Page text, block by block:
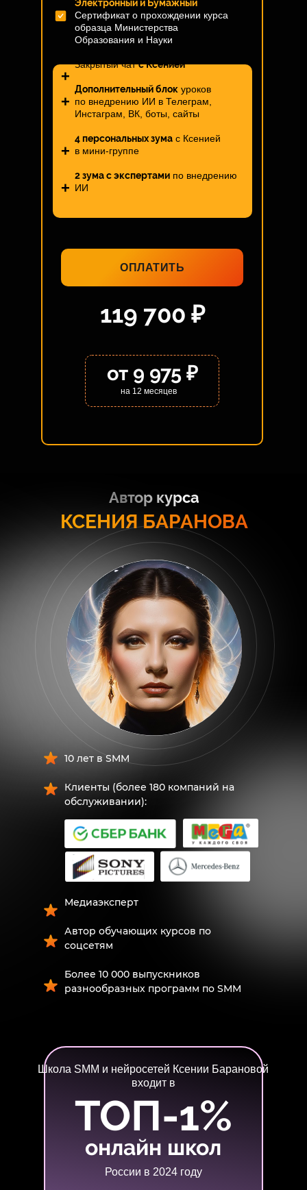
Электронный и Бумажный
Сертификат о прохождении курса
образца Министерства
Образования и Науки
Закрытый чатс Ксенией
Дополнительный блок уроков
по внедрению ИИ в Телеграм,
Инстаграм, ВК, боты, сайты
4 персональных зума с Ксенией
в мини-группе
2 зума с экспертами по внедрению
ИИ
119 700 ₽
от 9 975 ₽
на 12 месяцев
ОПЛАТИТЬ
+
+
+
+
10 лет в SMM
Клиенты (более 180 компаний на
обслуживании):
Медиаэксперт
Автор обучающих курсов по
соцсетям
Более 10 000 выпускников
разнообразных программ по SMM
Автор курса
КСЕНИЯ БАРАНОВА
ТОП-1%
онлайн школ
Школа SMM и нейросетей Ксении Барановой
входит в
России в 2024 году